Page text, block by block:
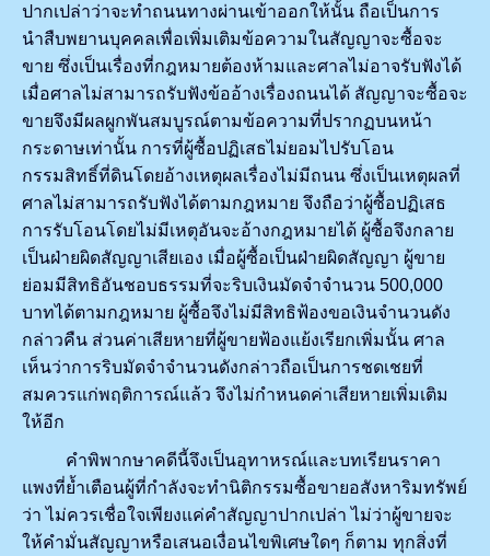
ปากเปล่าว่าจะทำถนนทางผ่านเข้าออกให้นั้น ถือเป็นการ
นำสืบพยานบุคคลเพื่อเพิ่มเติมข้อความในสัญญาจะซื้อจะ
ขาย ซึ่งเป็นเรื่องที่กฎหมายต้องห้ามและศาลไม่อาจรับฟังได้
เมื่อศาลไม่สามารถรับฟังข้ออ้างเรื่องถนนได้ สัญญาจะซื้อจะ
ขายจึงมีผลผูกพันสมบูรณ์ตามข้อความที่ปรากฏบนหน้า
กระดาษเท่านั้น การที่ผู้ซื้อปฏิเสธไม่ยอมไปรับโอน
กรรมสิทธิ์ที่ดินโดยอ้างเหตุผลเรื่องไม่มีถนน ซึ่งเป็นเหตุผลที่
ศาลไม่สามารถรับฟังได้ตามกฎหมาย จึงถือว่าผู้ซื้อปฏิเสธ
การรับโอนโดยไม่มีเหตุอันจะอ้างกฎหมายได้ ผู้ซื้อจึงกลาย
เป็นฝ่ายผิดสัญญาเสียเอง เมื่อผู้ซื้อเป็นฝ่ายผิดสัญญา ผู้ขาย
ย่อมมีสิทธิอันชอบธรรมที่จะริบเงินมัดจำจำนวน 500,000
บาทได้ตามกฎหมาย ผู้ซื้อจึงไม่มีสิทธิฟ้องขอเงินจำนวนดัง
กล่าวคืน ส่วนค่าเสียหายที่ผู้ขายฟ้องแย้งเรียกเพิ่มนั้น ศาล
เห็นว่าการริบมัดจำจำนวนดังกล่าวถือเป็นการชดเชยที่
สมควรแก่พฤติการณ์แล้ว จึงไม่กำหนดค่าเสียหายเพิ่มเติม
ให้อีก
คำพิพากษาคดีนี้จึงเป็นอุทาหรณ์และบทเรียนราคา
แพงที่ย้ำเตือนผู้ที่กำลังจะทำนิติกรรมซื้อขายอสังหาริมทรัพย์
ว่า ไม่ควรเชื่อใจเพียงแค่คำสัญญาปากเปล่า ไม่ว่าผู้ขายจะ
ให้คำมั่นสัญญาหรือเสนอเงื่อนไขพิเศษใดๆ ก็ตาม ทุกสิ่งที่